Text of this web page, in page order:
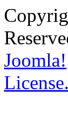
Joomla!
License.